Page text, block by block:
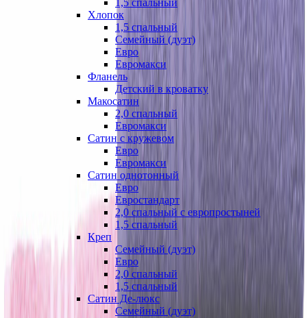
1,5 спальный
Хлопок
1,5 спальный
Семейный (дуэт)
Евро
Евромакси
Фланель
Детский в кроватку
Макосатин
2,0 спальный
Евромакси
Сатин с кружевом
Евро
Евромакси
Сатин однотонный
Евро
Евростандарт
2,0 спальный с европростыней
1,5 спальный
Креп
Семейный (дуэт)
Евро
2,0 спальный
1,5 спальный
Сатин Де-люкс
Семейный (дуэт)